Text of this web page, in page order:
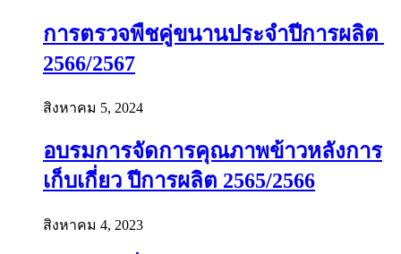
การตรวจพืชคู่ขนานประจำปีการผลิต
2566/2567
สิงหาคม 5, 2024
อบรมการจัดการคุณภาพข้าวหลังการ
เก็บเกี่ยว ปีการผลิต 2565/2566
สิงหาคม 4, 2023